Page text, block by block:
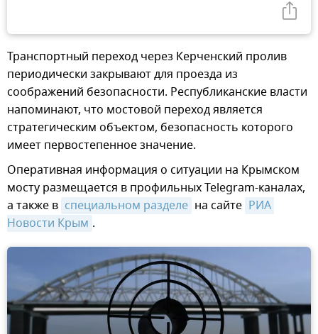
Транспортный переход через Керченский пролив
периодически закрывают для проезда из
соображений безопасности. Республиканские власти
напоминают, что мостовой переход является
стратегическим объектом, безопасность которого
имеет первостепенное значение.
Оперативная информация о ситуации на Крымском
мосту размещается в профильных Telegram-каналах,
а также в специальном разделе на сайте РИА
Новости Крым .